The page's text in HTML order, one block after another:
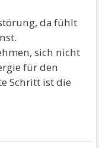
da fühlt
sich nicht
für den
Schritt ist die